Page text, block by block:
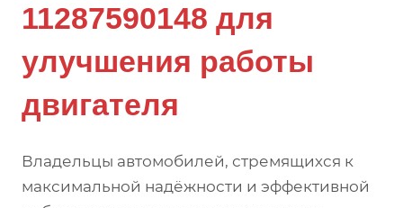
11287590148 для
улучшения работы
двигателя
Владельцы автомобилей, стремящихся к
максимальной надёжности и эффективной